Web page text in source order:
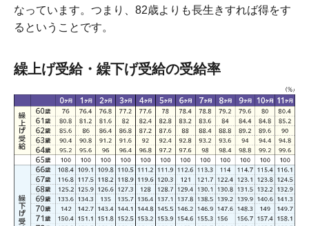
なっています。つまり、82歳よりも長生きすれば得をす
るということです。
繰上げ受給・繰下げ受給の受給率